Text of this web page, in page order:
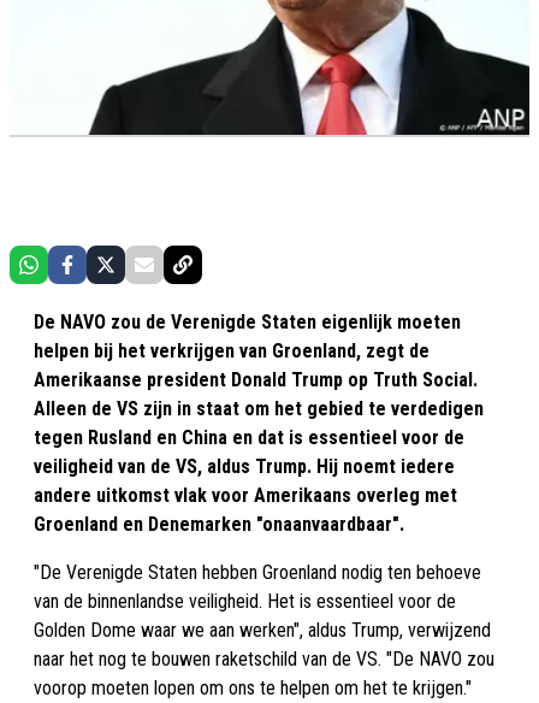
De NAVO zou de Verenigde Staten eigenlijk moeten
helpen bij het verkrijgen van Groenland, zegt de
Amerikaanse president Donald Trump op Truth Social.
Alleen de VS zijn in staat om het gebied te verdedigen
tegen Rusland en China en dat is essentieel voor de
veiligheid van de VS, aldus Trump. Hij noemt iedere
andere uitkomst vlak voor Amerikaans overleg met
Groenland en Denemarken "onaanvaardbaar".
"De Verenigde Staten hebben Groenland nodig ten behoeve
van de binnenlandse veiligheid. Het is essentieel voor de
Golden Dome waar we aan werken", aldus Trump, verwijzend
naar het nog te bouwen raketschild van de VS. "De NAVO zou
voorop moeten lopen om ons te helpen om het te krijgen."